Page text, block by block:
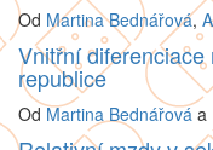
Od Martina Bednářová,
Vnitřní
republice
OdMartina Bednářováa